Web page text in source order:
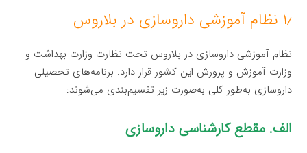
۱٫ نظام آموزشی داروسازی در بلاروس
نظام آموزشی داروسازی در بلاروس تحت نظارت وزارت بهداشت و
وزارت آموزش و پرورش این کشور قرار دارد. برنامه‌های تحصیلی
داروسازی به‌طور کلی به‌صورت زیر تقسیم‌بندی می‌شوند:
الف. مقطع کارشناسی داروسازی